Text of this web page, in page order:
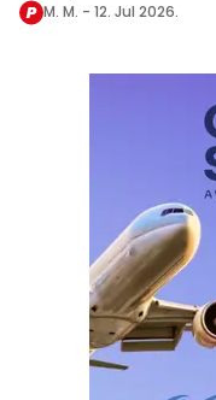
M. M. - 12. Jul 2026.